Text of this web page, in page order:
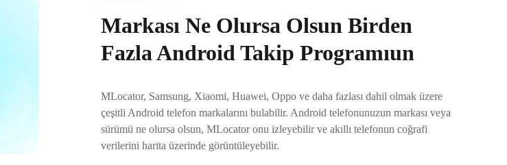
Markası Ne Olursa Olsun Birden
Fazla Android Takip Programıun
MLocator, Samsung, Xiaomi, Huawei, Oppo ve daha fazlası dahil olmak üzere
çeşitli Android telefon markalarını bulabilir. Android telefonunuzun markası veya
sürümü ne olursa olsun, MLocator onu izleyebilir ve akıllı telefonun coğrafi
verilerini harita üzerinde görüntüleyebilir.